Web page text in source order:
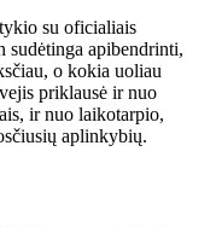
su oficialiais
sudėtinga apibendrinti,
o kokia uoliau
priklausė ir nuo
ir nuo laikotarpio,
aplinkybių.